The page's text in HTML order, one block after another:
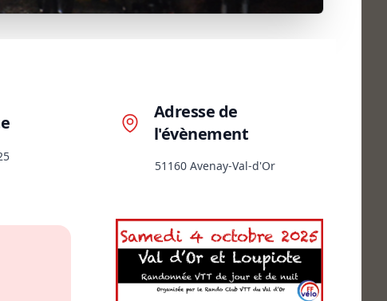
Adresse de
l'évènement
51160 Avenay-Val-d'Or